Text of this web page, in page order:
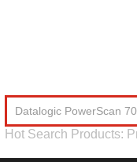
Hot Search Products: